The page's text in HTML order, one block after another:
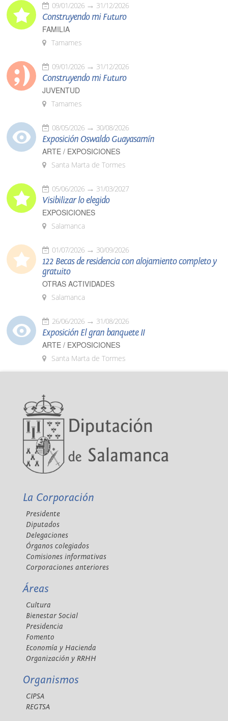
09/01/2026 31/12/2026
Construyendo mi Futuro
FAMILIA
Tamames
09/01/2026 31/12/2026
Construyendo mi Futuro
JUVENTUD
Tamames
08/05/2026 30/08/2026
Exposición Oswaldo Guayasamín
ARTE / EXPOSICIONES
Santa Marta de Tormes
05/06/2026 31/03/2027
Visibilizar lo elegido
EXPOSICIONES
Salamanca
01/07/2026 30/09/2026
122 Becas de residencia con alojamiento completo y
gratuito
OTRAS ACTIVIDADES
Salamanca
26/06/2026 31/08/2026
Exposición El gran banquete II
ARTE / EXPOSICIONES
Santa Marta de Tormes
La Corporación
Presidente
Diputados
Delegaciones
Órganos colegiados
Comisiones informativas
Corporaciones anteriores
Áreas
Cultura
Bienestar Social
Presidencia
Fomento
Economía y Hacienda
Organización y RRHH
Organismos
CIPSA
REGTSA